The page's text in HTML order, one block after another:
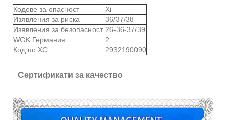
Кодове за опасност
Xi
Изявления за риска
36/37/38
Изявления за безопасност 26-36-37/39
WGK Германия
2
Код по ХС
2932190090
Сертификати за качество